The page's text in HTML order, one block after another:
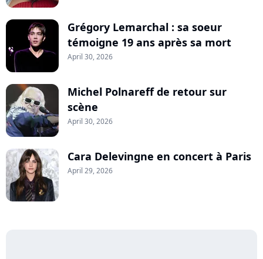
Grégory Lemarchal : sa soeur
témoigne 19 ans après sa mort
April 30, 2026
Michel Polnareff de retour sur
scène
April 30, 2026
Cara Delevingne en concert à Paris
April 29, 2026